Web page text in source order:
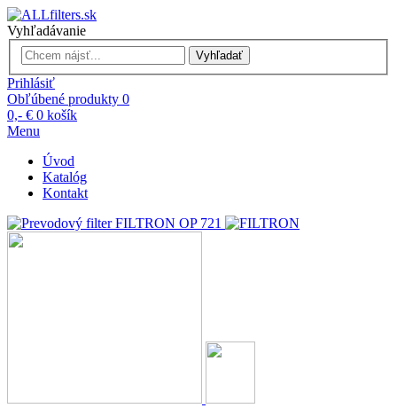
Vyhľadávanie
Vyhľadať
Prihlásiť
Obľúbené produkty 0
0,- € 0 košík
Menu
Úvod
Katalóg
Kontakt